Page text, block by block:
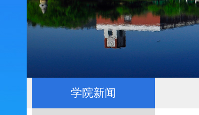
学院新闻